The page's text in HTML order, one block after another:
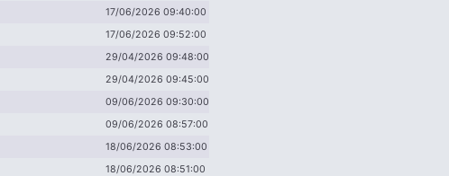
17/06/2026 09:40:00
17/06/2026 09:52:00
29/04/2026 09:48:00
29/04/2026 09:45:00
09/06/2026 09:30:00
09/06/2026 08:57:00
18/06/2026 08:53:00
18/06/2026 08:51:00